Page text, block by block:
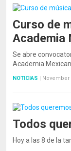
Curso de
Academia
Se abre
Academia
NOTICIAS | November
Todos
Hoy a las 8 de la